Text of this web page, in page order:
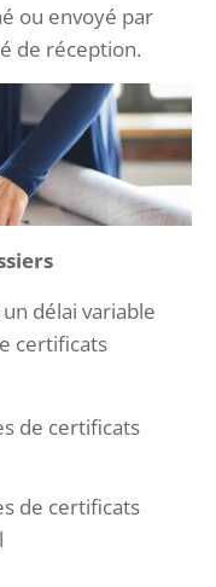
ou envoyé par
de réception.
délai variable
certificats
de certificats
de certificats